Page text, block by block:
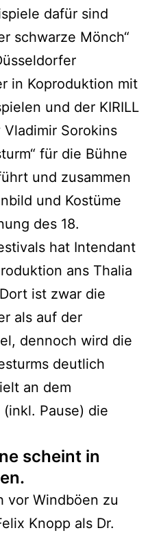
dafür sind
schwarze Mönch“
in Koproduktion mit
und der KIRILL
Vladimir Sorokins
für die Bühne
und zusammen
und Kostüme
des 18.
hat Intendant
ans Thalia
ist zwar die
als auf der
dennoch wird die
deutlich
an dem
Pause) die
scheint in
vor Windböen zu
Knopp als Dr.